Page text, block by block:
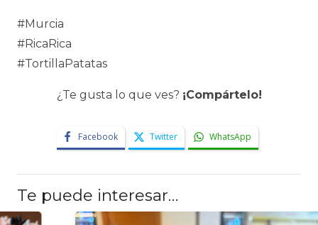
#Murcia
#RicaRica
#TortillaPatatas
¿Te gusta lo que ves? ¡Compártelo!
Facebook Twitter WhatsApp
Te puede interesar…